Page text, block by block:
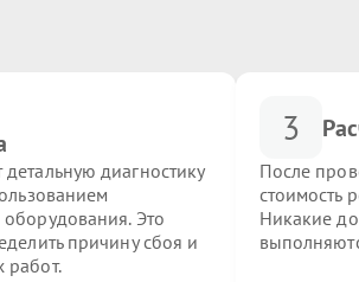
диагностику
Это
причину сбоя и
3
После
стоимость
Никакие